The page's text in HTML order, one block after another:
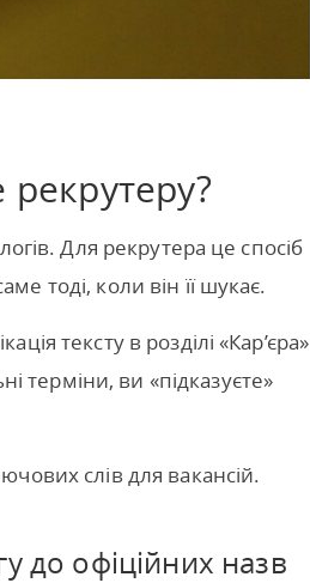
Для рекрутера це спосіб
тоді, коли він її шукає.
тексту в розділі «Кар’єра»
ви «підказуєте»
слів для вакансій.
до офіційних назв